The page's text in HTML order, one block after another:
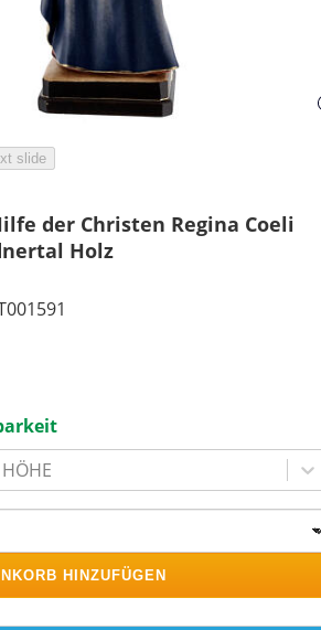
slide
der Christen Regina Coeli
Holz
HINZUFÜGEN